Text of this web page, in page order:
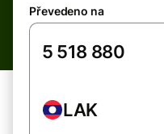
Převedeno na
LAK